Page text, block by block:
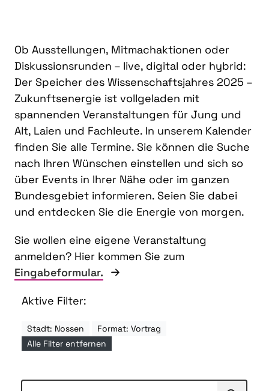
Ob Ausstellungen, Mitmachaktionen oder
Diskussionsrunden – live, digital oder hybrid:
Der Speicher des Wissenschaftsjahres 2025 –
Zukunftsenergie ist vollgeladen mit
spannenden Veranstaltungen für Jung und
Alt, Laien und Fachleute. In unserem Kalender
finden Sie alle Termine. Sie können die Suche
nach Ihren Wünschen einstellen und sich so
über Events in Ihrer Nähe oder im ganzen
Bundesgebiet informieren. Seien Sie dabei
und entdecken Sie die Energie von morgen.
Sie wollen eine eigene Veranstaltung
anmelden? Hier kommen Sie zum
Eingabeformular.
Aktive Filter:
Stadt: Nossen
Format: Vortrag
Alle Filter entfernen